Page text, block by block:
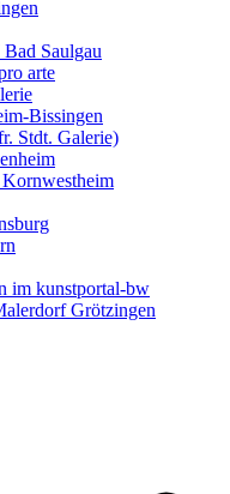
für Künstler
Bad Saulgau
arte
Bissingen
Stdt. Galerie)
im kunstportal-bw
Grötzingen